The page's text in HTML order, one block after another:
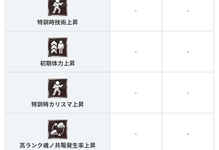
特訓時技術上昇
- -
初期体力上昇
- -
特訓時カリスマ上昇
- -
高ランク魂ノ共鳴発生率上昇
- -